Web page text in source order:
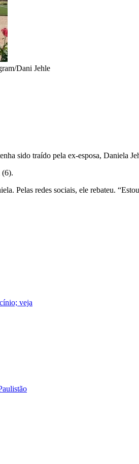
Dani Jehle
sido traído pela ex-esposa, Daniela
(6).
Pelas redes sociais, ele rebateu.
veja